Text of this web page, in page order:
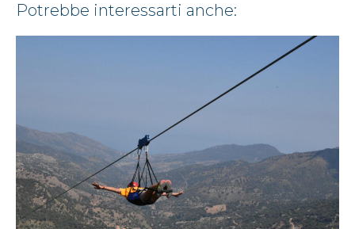
potrebbe interessarti anche: